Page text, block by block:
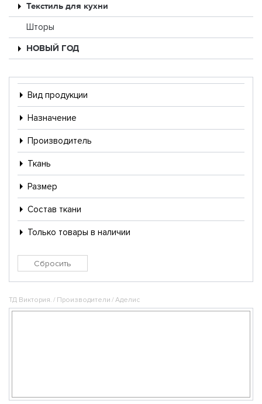
Текстиль для кухни
Шторы
НОВЫЙ ГОД
Вид продукции
Назначение
Производитель
Ткань
Размер
Состав ткани
Только товары в наличии
ТД Виктория. / Производители / Аделис